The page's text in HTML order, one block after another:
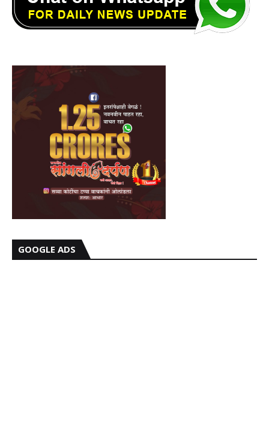
GOOGLE ADS